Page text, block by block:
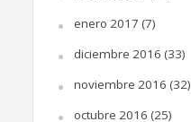
enero 2017 (7)
diciembre 2016 (33)
noviembre 2016 (32)
octubre 2016 (25)